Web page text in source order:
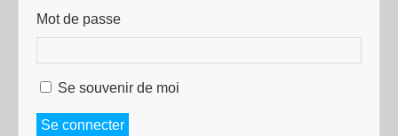
Mot de passe
Se souvenir de moi
Se connecter